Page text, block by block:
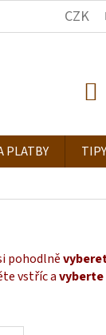
KDE NÁSCZK
PLATBY
pohodlně
vstříc avyberte